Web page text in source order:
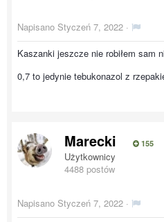
Napisano Styczeń 7, 2022 ·
Kaszanki jeszcze nie robiłem sam
0,7 to jedynie tebukonazol z
Marecki 155
Użytkownicy
4488 postów
Napisano Styczeń 7, 2022 ·